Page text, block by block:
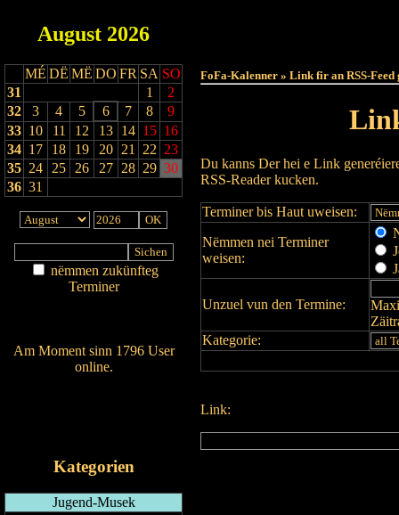
August 2026
MÉ DË MË DO FR SA SO
31
1
2
32
3 4 5 6 7 8
9
33 10 11 12 13 14 15 16
34 17 18 19 20 21 22 23
35 24 25 26 27 28 29 30
36 31
nëmmen zukünfteg
Terminer
Am Moment sinn 1796 User
online.
Kategorien
Jugend-Musek
FoFa-Kalenner » Link fir an RSS-Feed
Du kanns Der hei e Link
RSS-Reader kucken.
Terminer bis Haut uweisen:
Nëmmen nei Terminer
weisen:
Unzuel vun den Termine:
Kategorie:
Link: